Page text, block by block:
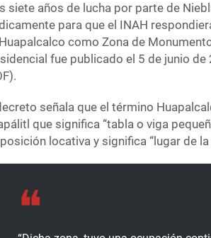
siete años de lucha por parte de
para que el INAH
como Zona de
fue publicado el 5 de junio
señala que el término
que significa “tabla o viga
locativa y significa “lugar de la